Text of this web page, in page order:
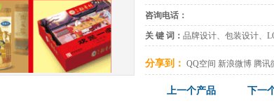
咨询电话：
关 键 词： 品牌设计、包装设计、
分享到： QQ空间 新浪微博 腾讯
下一
上一个产品